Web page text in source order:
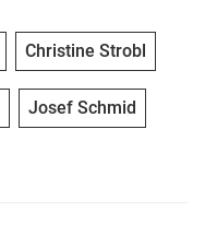
Christine Strobl
Josef Schmid